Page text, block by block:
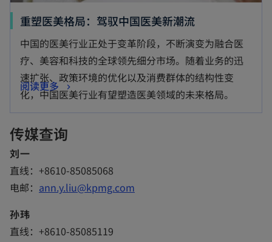
重塑医美格局：驾驭中国医美新潮流o
p
e
n
s
中国的医美行业正处于变革阶段，不断演变为融合医
疗、美容和科技的全球领先细分市场。随着业务的迅
速扩张、政策环境的优化以及消费群体的结构性变
化，中国医美行业有望塑造医美领域的未来格局。
阅读更多
o
p
i
n
e
传媒查询
刘一
直线：+8610-85085068
电邮： ann.y.liu@kpmg.com
孙玮
直线：+8610-85085119